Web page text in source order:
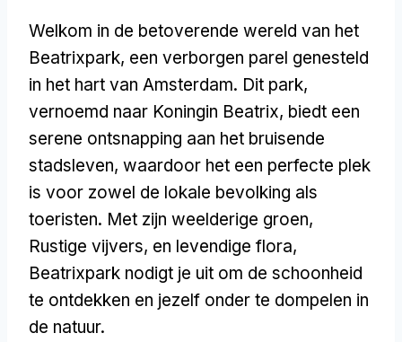
Welkom in de betoverende wereld van het
Beatrixpark, een verborgen parel genesteld
in het hart van Amsterdam. Dit park,
vernoemd naar Koningin Beatrix, biedt een
serene ontsnapping aan het bruisende
stadsleven, waardoor het een perfecte plek
is voor zowel de lokale bevolking als
toeristen. Met zijn weelderige groen,
Rustige vijvers, en levendige flora,
Beatrixpark nodigt je uit om de schoonheid
te ontdekken en jezelf onder te dompelen in
de natuur.